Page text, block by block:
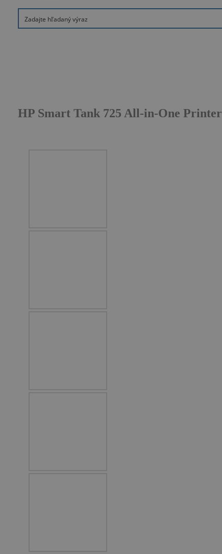
HP Smart Tank 725 All-in-One Printer